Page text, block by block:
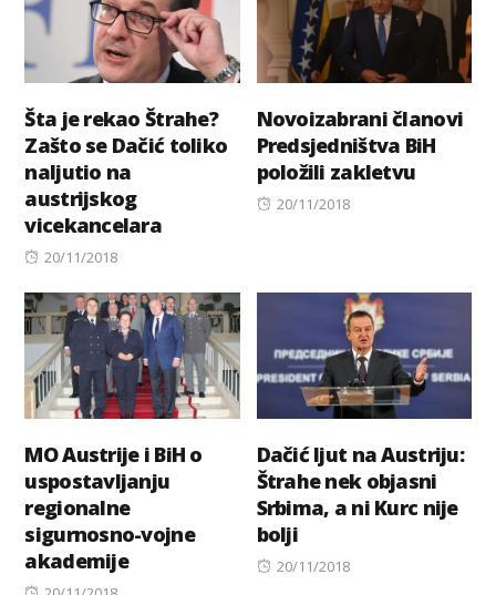
Šta je rekao Štrahe?
Zašto se Dačić toliko
naljutio na
austrijskog
vicekancelara
Posted
20/11/2018
Novoizabrani članovi
Predsjedništva BiH
položili zakletvu
Posted
20/11/2018
MO Austrije i BiH o
uspostavljanju
regionalne
sigurnosno-vojne
akademije
Dačić ljut na Austriju:
Štrahe nek objasni
Srbima, a ni Kurc nije
bolji
Posted
20/11/2018